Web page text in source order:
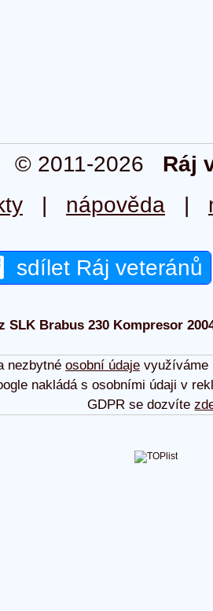
© 2011-2026 Ráj
| nápověda |
sdílet Ráj veteránů
SLK Brabus 230 Kompresor
nezbytné osobní údajevyužíváme
nakládá s osobními údaji v
GDPR se dozvíte